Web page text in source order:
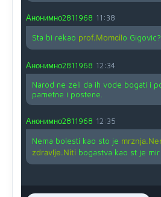
Анонимно2811968 11:38
Sta bi rekao prof.Momcilo
Анонимно2811968 12:34
Narod ne zeli da ih vode bogati i
pametne i postene.
Анонимно2811968 12:35
Nema bolesti kao sto je
zdravlje.Niti bogastva kao st je